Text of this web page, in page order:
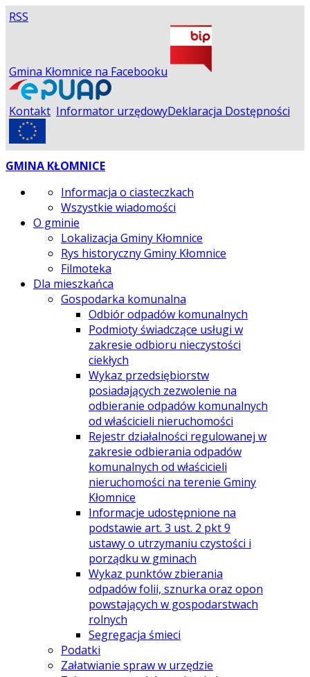
RSS
Gmina Kłomnice na Facebooku
Kontakt Informator urzędowyDeklaracja Dostępności
GMINA KŁOMNICE
Informacja o ciasteczkach
Wszystkie wiadomości
O gminie
Lokalizacja Gminy Kłomnice
Rys historyczny Gminy Kłomnice
Filmoteka
Dla mieszkańca
Gospodarka komunalna
Odbiór odpadów komunalnych
Podmioty świadczące usługi w
zakresie odbioru nieczystości
ciekłych
Wykaz przedsiębiorstw
posiadających zezwolenie na
odbieranie odpadów komunalnych
od właścicieli nieruchomości
Rejestr działalności regulowanej w
zakresie odbierania odpadów
komunalnych od właścicieli
nieruchomości na terenie Gminy
Kłomnice
Informacje udostępnione na
podstawie art. 3 ust. 2 pkt 9
ustawy o utrzymaniu czystości i
porządku w gminach
Wykaz punktów zbierania
odpadów folii, sznurka oraz opon
powstających w gospodarstwach
rolnych
Segregacja śmieci
Podatki
Załatwianie spraw w urzędzie